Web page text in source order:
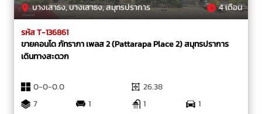
บางเสาธง, บางเสาธง, สมุทรปราการ 4 เดือน
รหัส T-136861
ขายคอนโด ภัทราภา เพลส 2 (Pattarapa Place 2) สมุทรปราการ
เดินทางสะดวก
0-0-0.0
26.38
7
1 1
1